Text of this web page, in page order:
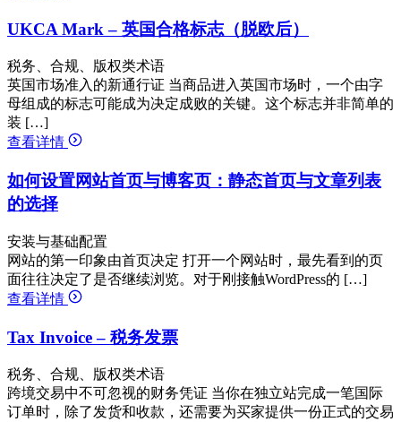
UKCA Mark – 英国合格标志（脱欧后）
税务、合规、版权类术语
英国市场准入的新通行证 当商品进入英国市场时，一个由字
母组成的标志可能成为决定成败的关键。这个标志并非简单的
装 […]
查看详情
如何设置网站首页与博客页：静态首页与文章列表
的选择
安装与基础配置
网站的第一印象由首页决定 打开一个网站时，最先看到的页
面往往决定了是否继续浏览。对于刚接触WordPress的 […]
查看详情
Tax Invoice – 税务发票
税务、合规、版权类术语
跨境交易中不可忽视的财务凭证 当你在独立站完成一笔国际
订单时，除了发货和收款，还需要为买家提供一份正式的交易